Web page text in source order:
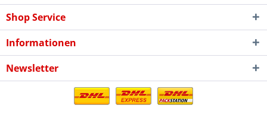
Shop Service
Informationen
Newsletter